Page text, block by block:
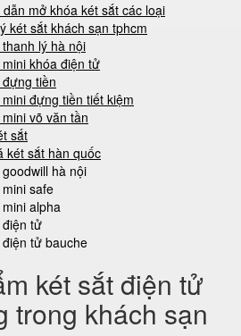
mở khóa két sắt các loại
két sắt khách sạn tphcm
lý hà nội
khóa điện tử
tiền
đựng tiền tiết kiệm
võ văn tần
sắt
két sắt hàn quốc
hà nội
safe
alpha
tử
tử bauche
két sắt điện tử
trong khách sạn